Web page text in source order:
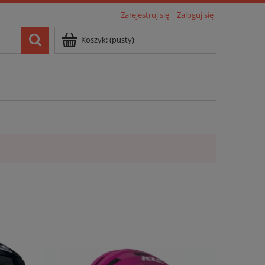
Zarejestruj się Zaloguj się
Koszyk:(pusty)